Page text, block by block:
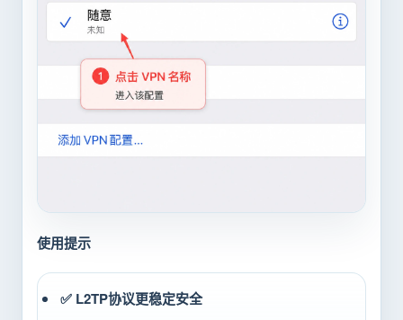
使用提示
✅ L2TP协议更稳定安全